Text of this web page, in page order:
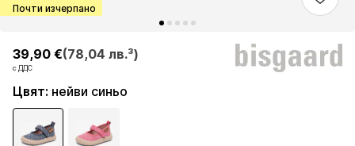
Почти изчерпано
39,90 €(78,04 лв.³)
с ДДС
39,90 €(78,04 лв.³)
с ДДС
Цвят: нейви синьо